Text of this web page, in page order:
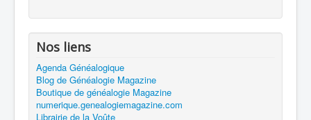
Nos liens
Agenda Généalogique
Blog de Généalogie Magazine
Boutique de généalogie Magazine
numerique.genealogiemagazine.com
Librairie de la Voûte